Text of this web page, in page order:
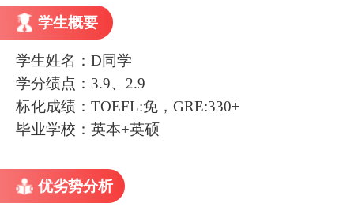
学生概要
学生姓名：D同学
学分绩点：3.9、2.9
标化成绩：TOEFL:免，GRE:330+
毕业学校：英本+英硕
优劣势分析